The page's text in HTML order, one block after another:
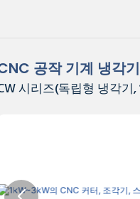
공작 기계 냉각기
시리즈(독립형 냉각기